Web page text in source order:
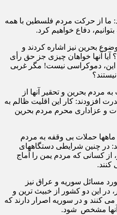
ما از حرکت مردم فلسطین با همه
دفاع خواهیم کرد.
بحرین نیز اشاره کردند و
آنها خواهان چیزی جز حق رأی
این، دموکراسی نیست! مگر غربی
مردم بحرین و تحقیر آنها از
افزودند: کار این اقلیت ظالم به
و عزاداری محرم مردم بحرین
ماهها حملات بی وقفه به مردم
در چنین شرایطی دستگاههای
کسانی که مردم یمن را آماج
کنند.
مسائل سوریه و عراق نیز
در این دو کشور از خبیث ترین و
کنند و در سوریه اصرار دارند که
مشخص شود.